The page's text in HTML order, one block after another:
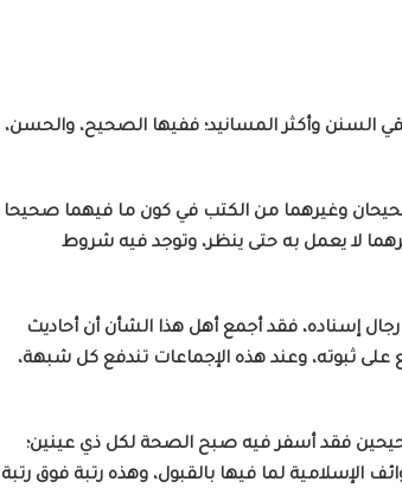
السنن وأكثر المسانيد؛ ففيها الصحيح، والحسن،
وغيرهما من الكتب في كون ما فيهما صحيحا
لا يعمل به حتى ينظر، وتوجد فيه شروط
إسناده، فقد أجمع أهل هذا الشأن أن أحاديث
ثبوته، وعند هذه الإجماعات تندفع كل شبهة،
فقد أسفر فيه صبح الصحة لكل ذي عينين؛
الإسلامية لما فيها بالقبول، وهذه رتبة فوق رتبة